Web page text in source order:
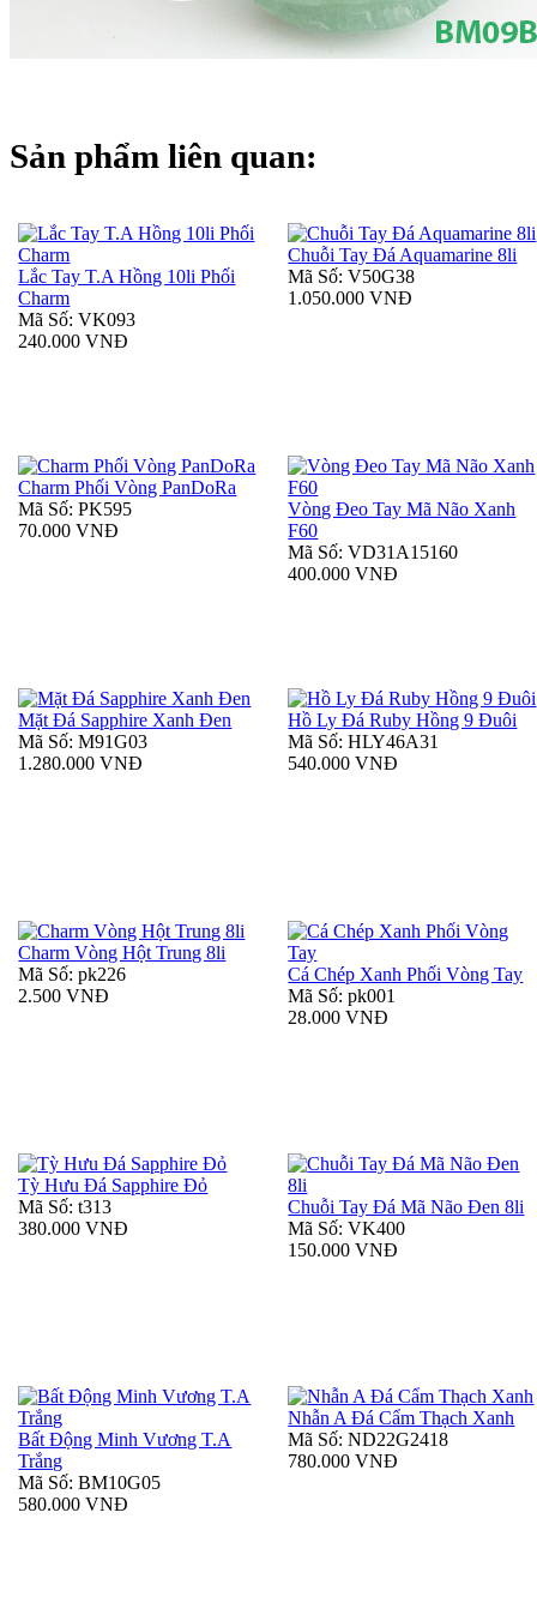
Sản phẩm liên quan:
Lắc Tay T.A Hồng 10li Phối
Charm
Mã Số: VK093
240.000 VNĐ
Chuỗi Tay Đá Aquamarine 8li
Mã Số: V50G38
1.050.000 VNĐ
Charm Phối Vòng PanDoRa
Mã Số: PK595
70.000 VNĐ
Vòng Đeo Tay Mã Não Xanh
F60
Mã Số: VD31A15160
400.000 VNĐ
Mặt Đá Sapphire Xanh Đen
Mã Số: M91G03
1.280.000 VNĐ
Hồ Ly Đá Ruby Hồng 9 Đuôi
Mã Số: HLY46A31
540.000 VNĐ
Charm Vòng Hột Trung 8li
Mã Số: pk226
2.500 VNĐ
Cá Chép Xanh Phối Vòng Tay
Mã Số: pk001
28.000 VNĐ
Tỳ Hưu Đá Sapphire Đỏ
Mã Số: t313
380.000 VNĐ
Chuỗi Tay Đá Mã Não Đen 8li
Mã Số: VK400
150.000 VNĐ
Bất Động Minh Vương T.A
Trắng
Mã Số: BM10G05
580.000 VNĐ
Nhẫn A Đá Cẩm Thạch Xanh
Mã Số: ND22G2418
780.000 VNĐ